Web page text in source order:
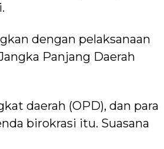
dengan pelaksanaan
Panjang Daerah
daerah (OPD), dan para
birokrasi itu. Suasana